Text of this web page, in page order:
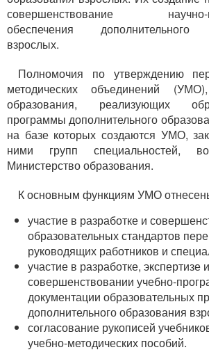
совершенствование научно-
обеспечения дополнительного
взрослых.
Полномочия по утверждению
методических объединений
образования, реализующих
программы дополнительного
на базе которых создаются УМО,
ними групп специальностей,
Министерство образования.
К основным функциям УМО
участие в разработке и
образовательных стандартов
руководящих работников и
участие в разработке, экспертизе и
совершенствовании учебно-
документации образовательных
дополнительного образования
согласование рукописей
учебно-методических пособий.